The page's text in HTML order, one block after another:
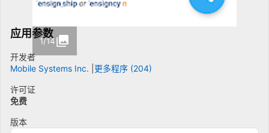
1/14
应用参数
开发者
Mobile Systems Inc.
更多程序 (204)
许可证
免费
版本